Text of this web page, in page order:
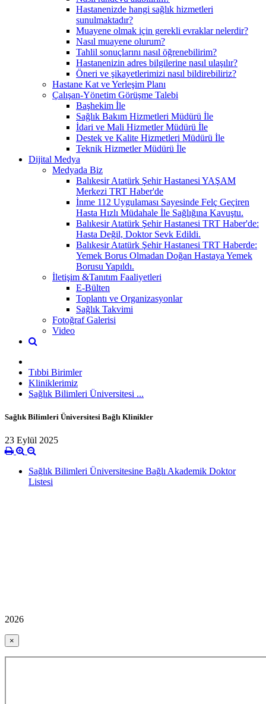
Hastanenizde hangi sağlık hizmetleri
sunulmaktadır?
Muayene olmak için gerekli evraklar nelerdir?
Nasıl muayene olurum?
Tahlil sonuçlarını nasıl öğrenebilirim?
Hastanenizin adres bilgilerine nasıl ulaşılır?
Öneri ve şikayetlerimizi nasıl bildirebiliriz?
Hastane Kat ve Yerleşim Planı
Çalışan-Yönetim Görüşme Talebi
Başhekim İle
Sağlık Bakım Hizmetleri Müdürü İle
İdari ve Mali Hizmetler Müdürü İle
Destek ve Kalite Hizmetleri Müdürü İle
Teknik Hizmetler Müdürü İle
Dijital Medya
Medyada Biz
Balıkesir Atatürk Şehir Hastanesi YAŞAM
Merkezi TRT Haber'de
İnme 112 Uygulaması Sayesinde Felç Geçiren
Hasta Hızlı Müdahale İle Sağlığına Kavuştu.
Balıkesir Atatürk Şehir Hastanesi TRT Haber'de:
Hasta Değil, Doktor Sevk Edildi.
Balıkesir Atatürk Şehir Hastanesi TRT Haberde:
Yemek Borus Olmadan Doğan Hastaya Yemek
Borusu Yapıldı.
İletişim &Tanıtım Faaliyetleri
E-Bülten
Toplantı ve Organizasyonlar
Sağlık Takvimi
Fotoğraf Galerisi
Video
Tıbbi Birimler
Kliniklerimiz
Sağlık Bilimleri Üniversitesi ...
Sağlık Bilimleri Üniversitesi Bağlı Klinikler
23 Eylül 2025
Sağlık Bilimleri Üniversitesine Bağlı Akademik Doktor
Listesi
2026
×